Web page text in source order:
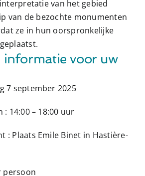
van het gebied
van de bezochte monumenten
ze in hun oorspronkelijke
informatie voor uw
7 september 2025
: 14:00 – 18:00 uur
: Plaats Emile Binet in Hastière-
persoon